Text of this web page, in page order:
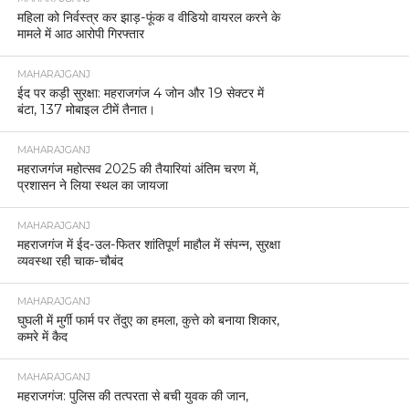
महिला को निर्वस्त्र कर झाड़-फूंक व वीडियो वायरल करने के
मामले में आठ आरोपी गिरफ्तार
MAHARAJGANJ
ईद पर कड़ी सुरक्षा: महराजगंज 4 जोन और 19 सेक्टर में
बंटा, 137 मोबाइल टीमें तैनात।
MAHARAJGANJ
महराजगंज महोत्सव 2025 की तैयारियां अंतिम चरण में,
प्रशासन ने लिया स्थल का जायजा
MAHARAJGANJ
महराजगंज में ईद-उल-फितर शांतिपूर्ण माहौल में संपन्न, सुरक्षा
व्यवस्था रही चाक-चौबंद
MAHARAJGANJ
घुघली में मुर्गी फार्म पर तेंदुए का हमला, कुत्ते को बनाया शिकार,
कमरे में कैद
MAHARAJGANJ
महराजगंज: पुलिस की तत्परता से बची युवक की जान,